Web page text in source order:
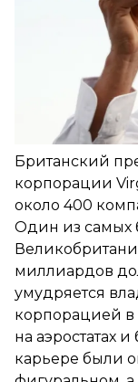
Британский
корпорации
около 400
Один из самых
миллиардов
умудряется
корпорацией в
на аэростатах
карьере были